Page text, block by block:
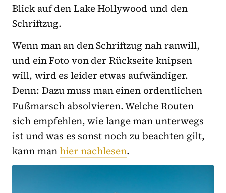
Blick auf den Lake Hollywood und den
Schriftzug.
Wenn man an den Schriftzug nah ranwill,
und ein Foto von der Rückseite knipsen
will, wird es leider etwas aufwändiger.
Denn: Dazu muss man einen ordentlichen
Fußmarsch absolvieren. Welche Routen
sich empfehlen, wie lange man unterwegs
ist und was es sonst noch zu beachten gilt,
kann manhier nachlesen.